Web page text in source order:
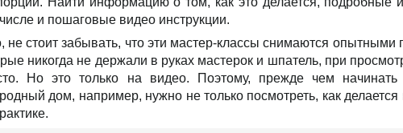
и пошаговые видео инструкции.
не стоит забывать, что эти мастер-классы снимаются
никогда не держали в руках мастерок и шпатель, при
Но это только на видео. Поэтому, прежде чем начинать
дом, например, нужно не только посмотреть, как